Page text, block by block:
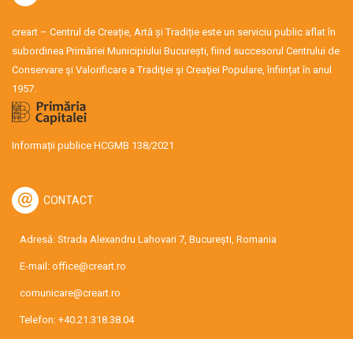
creart – Centrul de Creație, Artă și Tradiție este un serviciu public aflat în
subordinea Primăriei Municipiului București, fiind succesorul Centrului de
Conservare şi Valorificare a Tradiţiei şi Creaţiei Populare, înființat în anul
1957.
Informații publice HCGMB 138/2021
CONTACT
Adresă: Strada Alexandru Lahovari 7, București, Romania
E-mail: office@creart.ro
comunicare@creart.ro
Telefon: +40.21.318.38.04